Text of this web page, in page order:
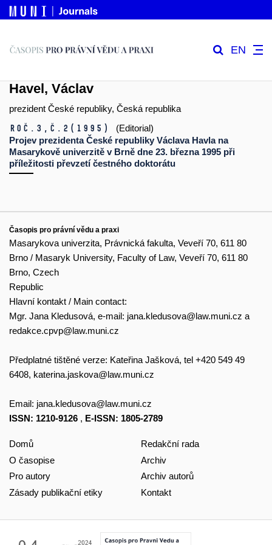
EN
Havel, Václav
prezident České republiky, Česká republika
Roč.3, č.2 (1995)
(Editorial)
Projev prezidenta České republiky Václava Havla na
Masarykově univerzitě v Brně dne 23. března 1995 při
příležitosti převzetí čestného doktorátu
Časopis pro právní vědu a praxi
Masarykova univerzita, Právnická fakulta, Veveří 70, 611 80
Brno / Masaryk University, Faculty of Law, Veveří 70, 611 80
Brno, Czech
Republic
Hlavní kontakt / Main contact:
Mgr. Jana Kledusová, e-mail: jana.kledusova@law.muni.cz a
redakce.cpvp@law.muni.cz
Předplatné tištěné verze: Kateřina Jašková, tel +420 549 49
6408, katerina.jaskova@law.muni.cz
Email: jana.kledusova@law.muni.cz
ISSN: 1210-9126 , E-ISSN: 1805-2789
Domů
O časopise
Pro autory
Zásady publikační etiky
Redakční rada
Archiv
Archiv autorů
Kontakt